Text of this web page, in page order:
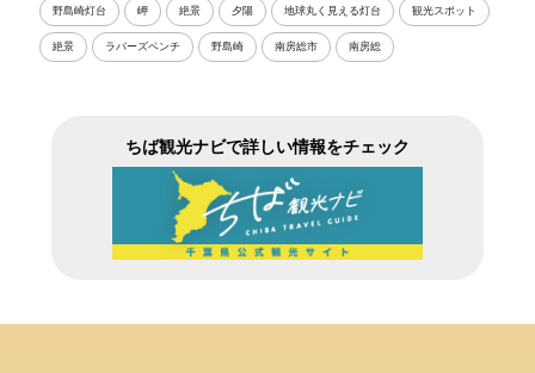
野島崎灯台 岬 絶景 夕陽 地球丸く見える灯台 観光スポット
絶景 ラバーズベンチ 野島崎 南房総市 南房総
ちば観光ナビで詳しい情報をチェック